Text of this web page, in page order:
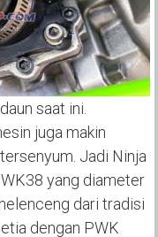
saat ini.
juga makin
Jadi Ninja
yang diameter
dari tradisi
dengan PWK